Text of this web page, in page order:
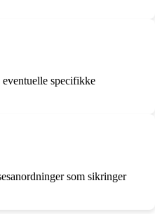
specifikke
som sikringer